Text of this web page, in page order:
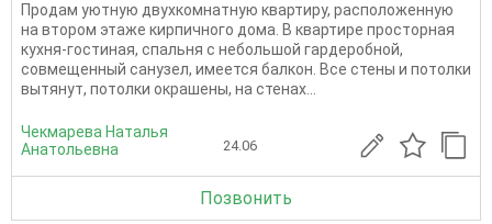
Продам уютную двухкомнатную квартиру, расположенную
на втором этаже кирпичного дома. В квартире просторная
кухня-гостиная, спальня с небольшой гардеробной,
совмещенный санузел, имеется балкон. Все стены и потолки
вытянут, потолки окрашены, на стенах...
Чекмарева Наталья
Анатольевна
24.06
Позвонить